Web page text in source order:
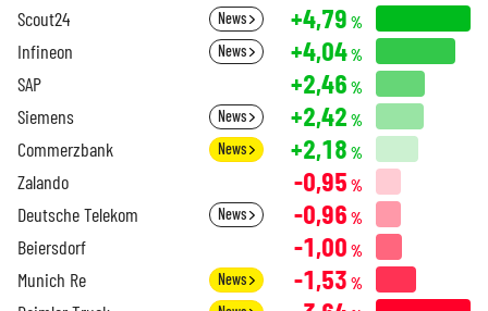
Scout24 News +4,79 %
Infineon News +4,04%
SAP +2,46 %
Siemens News +2,42 %
Commerzbank News +2,18 %
Zalando -0,95 %
Deutsche Telekom News -0,96 %
Beiersdorf -1,00 %
Munich Re News -1,53 %